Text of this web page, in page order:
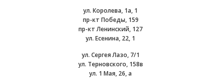
ул. Королева, 1а, 1
пр-кт Победы, 159
пр-кт Ленинский, 127
ул. Есенина, 22, 1
ул. Сергея Лазо, 7/1
ул. Терновского, 158в
ул. 1 Мая, 26, а